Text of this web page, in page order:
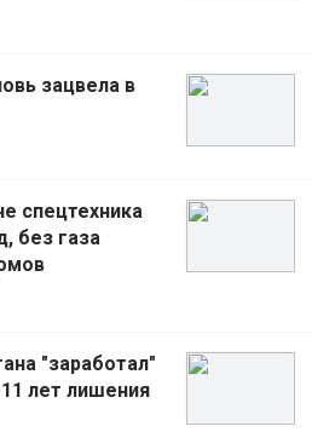
зацвела в
спецтехника
без газа
"заработал"
лет лишения